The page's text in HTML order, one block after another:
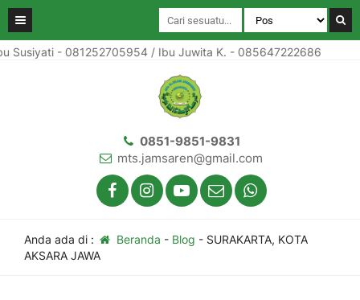
- 081252705954 / Ibu Juwita K. - 085647222686
0851-9851-9831
mts.jamsaren@gmail.com
Anda ada di : Beranda - Blog - SURAKARTA, KOTA
AKSARA JAWA